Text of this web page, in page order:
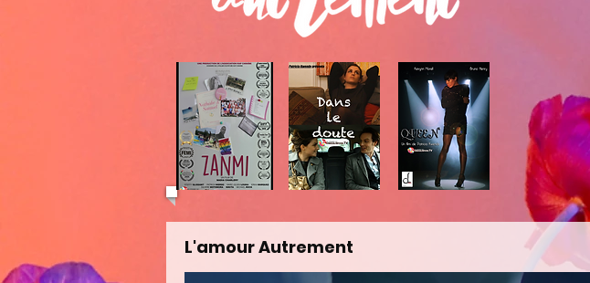
L'amour Autrement